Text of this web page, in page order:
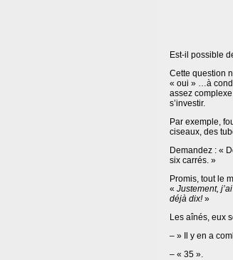
Est-il possible
Cette question
« oui » …à
assez
s’investir.
Par exemple,
ciseaux, des
Demandez : «
six carrés. »
Promis, tout le
« Justement,
déjà dix!»
Les aînés, eux
– » Il y en a
– « 35 ».